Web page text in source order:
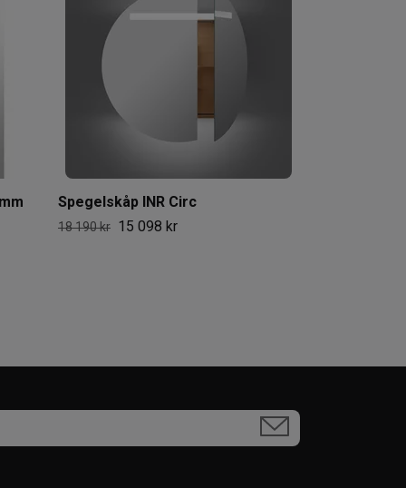
Spegelskåp INR Circ
18 190 kr 15 098 kr